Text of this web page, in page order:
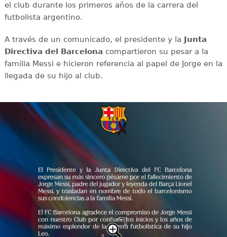
el club durante los primeros años de la carrera del
futbolista argentino.
A través de un comunicado, el presidente y la
Junta
Directiva del Barcelona compartieron su pesar a la
familia Messi e hicieron referencia al papel de Jorge en la
llegada de su hijo al club.